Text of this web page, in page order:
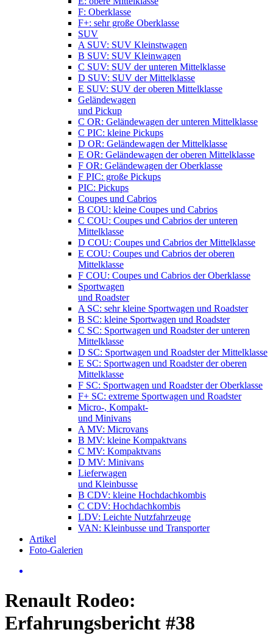
F: Oberklasse
F+: sehr große Oberklasse
SUV
A SUV: SUV Kleinstwagen
B SUV: SUV Kleinwagen
C SUV: SUV der unteren Mittelklasse
D SUV: SUV der Mittelklasse
E SUV: SUV der oberen Mittelklasse
Geländewagen
und Pickup
C OR: Geländewagen der unteren Mittelklasse
C PIC: kleine Pickups
D OR: Geländewagen der Mittelklasse
E OR: Geländewagen der oberen Mittelklasse
F OR: Geländewagen der Oberklasse
F PIC: große Pickups
PIC: Pickups
Coupes und Cabrios
B COU: kleine Coupes und Cabrios
C COU: Coupes und Cabrios der unteren
Mittelklasse
D COU: Coupes und Cabrios der Mittelklasse
E COU: Coupes und Cabrios der oberen
Mittelklasse
F COU: Coupes und Cabrios der Oberklasse
Sportwagen
und Roadster
A SC: sehr kleine Sportwagen und Roadster
B SC: kleine Sportwagen und Roadster
C SC: Sportwagen und Roadster der unteren
Mittelklasse
D SC: Sportwagen und Roadster der Mittelklasse
E SC: Sportwagen und Roadster der oberen
Mittelklasse
F SC: Sportwagen und Roadster der Oberklasse
F+ SC: extreme Sportwagen und Roadster
Micro-, Kompakt-
und Minivans
A MV: Microvans
B MV: kleine Kompaktvans
C MV: Kompaktvans
D MV: Minivans
Lieferwagen
und Kleinbusse
B CDV: kleine Hochdachkombis
C CDV: Hochdachkombis
LDV: Leichte Nutzfahrzeuge
VAN: Kleinbusse und Transporter
Artikel
Foto-Galerien
Renault Rodeo:
Erfahrungsbericht #38